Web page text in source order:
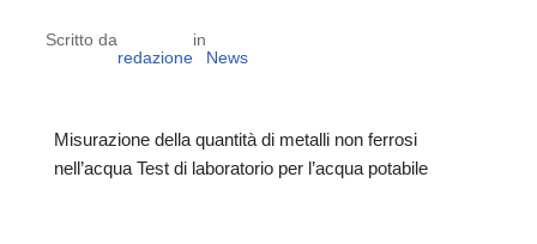
Scritto da
redazione
in
News
Misurazione della quantità di metalli non ferrosi
nell’acqua Test di laboratorio per l’acqua potabile